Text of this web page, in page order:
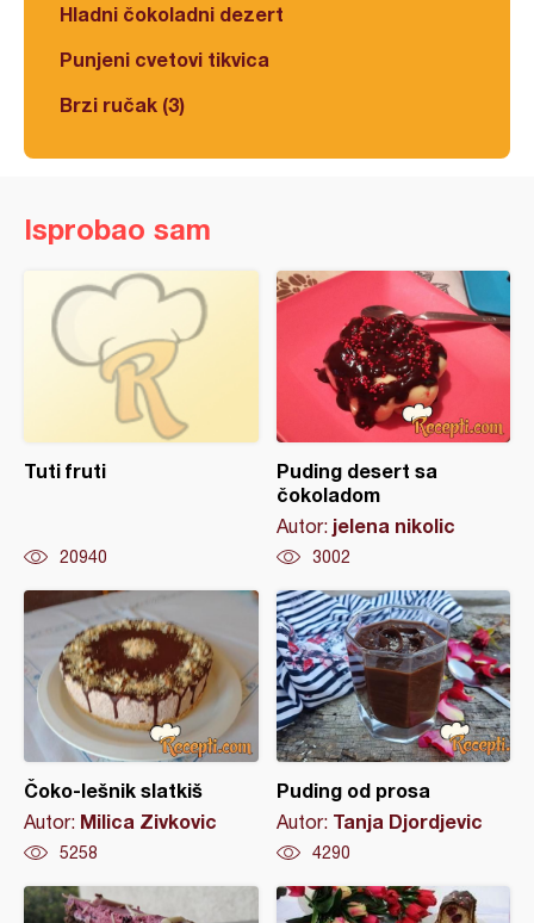
Hladni čokoladni dezert
Punjeni cvetovi tikvica
Brzi ručak (3)
Isprobao sam
Tuti fruti
20940
Puding desert sa
čokoladom
Autor: jelena nikolic
3002
Čoko-lešnik slatkiš
Autor: Milica Zivkovic
5258
Puding od prosa
Autor: Tanja Djordjevic
4290